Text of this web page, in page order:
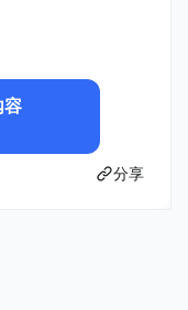
容
分享